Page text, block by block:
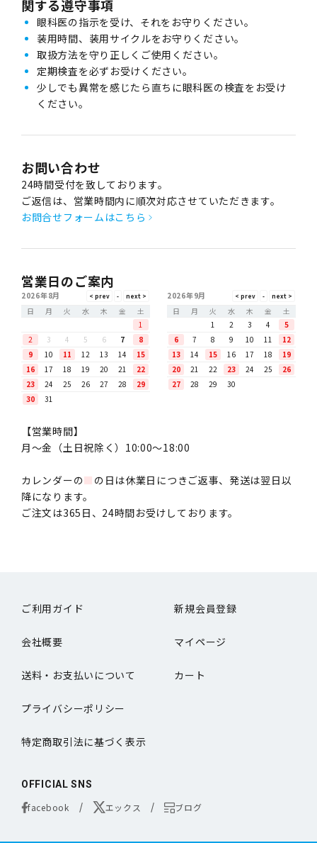
関する遵守事項
眼科医の指示を受け、それをお守りください。
装用時間、装用サイクルをお守りください。
取扱方法を守り正しくご使用ください。
定期検査を必ずお受けください。
少しでも異常を感じたら直ちに眼科医の検査をお受け
ください。
お問い合わせ
24時間受付を致しております。
ご返信は、営業時間内に順次対応させていただきます。
お問合せフォームはこちら
営業日のご案内
2026年8月
日
月 火 水 木 金
土
1
2
3 4 5 6 7
8
9
10 11 12 13 14
15
16
17 18 19 20 21
22
23
24 25 26 27 28
29
30
31
2026年9月
日
月 火 水 木 金
土
1
2 3 4
5
6
7 8 9 10 11
12
13
14 15 16 17 18
19
20
21 22 23 24 25
26
27
28 29 30
【営業時間】
月〜金（土日祝除く）10:00～18:00
カレンダーの■ の日は休業日につきご返事、発送は翌日以
降になります。
ご注文は365日、24時間お受けしております。
ご利用ガイド 新規会員登録
会社概要 マイページ
送料・お支払いについて カート
プライバシーポリシー
特定商取引法に基づく表示
OFFICIAL SNS
facebook エックス ブログ